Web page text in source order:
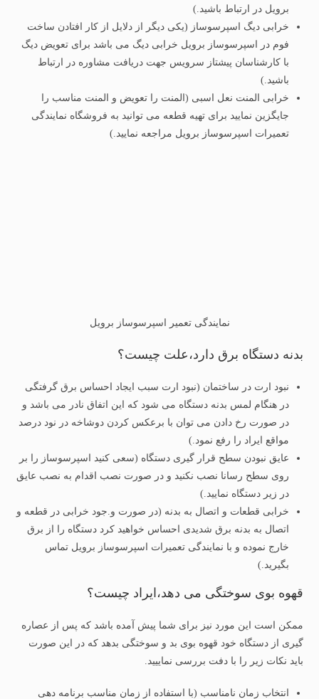
برویل در ارتباط باشید.)
خرابی دیگ اسپرسوساز (یکی دیگر از دلایل از کار افتادن ساخت
فوم در اسپرسوساز برویل خرابی دیگ می باشد برای تعویض دیگ
با کارشناسان پیشتاز سرویس جهت دریافت مشاوره در ارتباط
باشید.)
خرابی المنت نعل اسبی (المنت را تعویض و المنت مناسب را
جایگزین نمایید برای تهیه قطعه می توانید به فروشگاه نمایندگی
تعمیرات اسپرسوساز برویل مراجعه نمایید.)
نمایندگی تعمیر اسپرسوساز برویل
بدنه دستگاه برق دارد،علت چیست؟
نبود ارت در ساختمان (نبود ارت سبب ایجاد احساس برق گرفتگی
در هنگام لمس بدنه دستگاه می شود که این اتفاق نادر می باشد و
در صورت رخ دادن می توان با برعکس کردن دوشاخه در نود درصد
مواقع ایراد را رفع نمود.)
عایق نبودن سطح قرار گیری دستگاه (سعی کنید اسپرسوساز را بر
روی سطح رسانا نصب نکنید و در صورت نصب اقدام به نصب عایق
در زیر دستگاه نمایید.)
خرابی قطعات و اتصال به بدنه (در صورت و.جود خرابی در قطعه و
اتصال به بدنه برق شدیدی احساس خواهید کرد دستگاه را از برق
خارج نموده و با نمایندگی تعمیرات اسپرسوساز برویل تماس
بگیرید.)
قهوه بوی سوختگی می دهد،ایراد چیست؟
ممکن است این مورد نیز برای شما پیش آمده باشد که پس از عصاره
گیری از دستگاه خود قهوه بوی بد و سوختگی بدهد که در این صورت
باید نکات زیر را با دفت بررسی نماییید.
انتخاب زمان نامناسب (با استفاده از زمان مناسب برنامه دهی